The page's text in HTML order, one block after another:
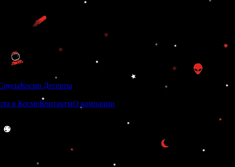
сыр Фета, сыр Чеддер.+ сырный соус в подарок!
может отличаться от фактического вида продукта)
Космо Десерты
в КосмоКонтактыО компании